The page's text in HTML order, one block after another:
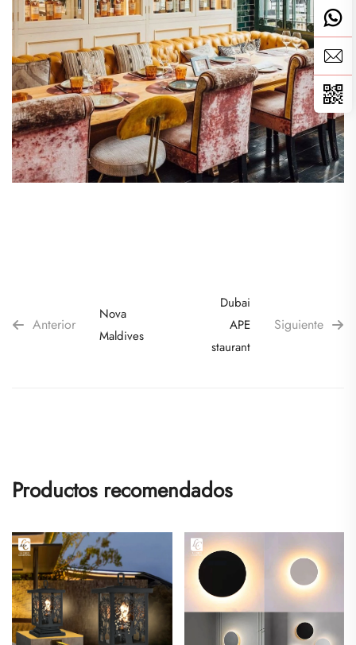
Anterior
Nova
Maldives
Siguiente
Dubai
APE
Restaurant
Productos recomendados